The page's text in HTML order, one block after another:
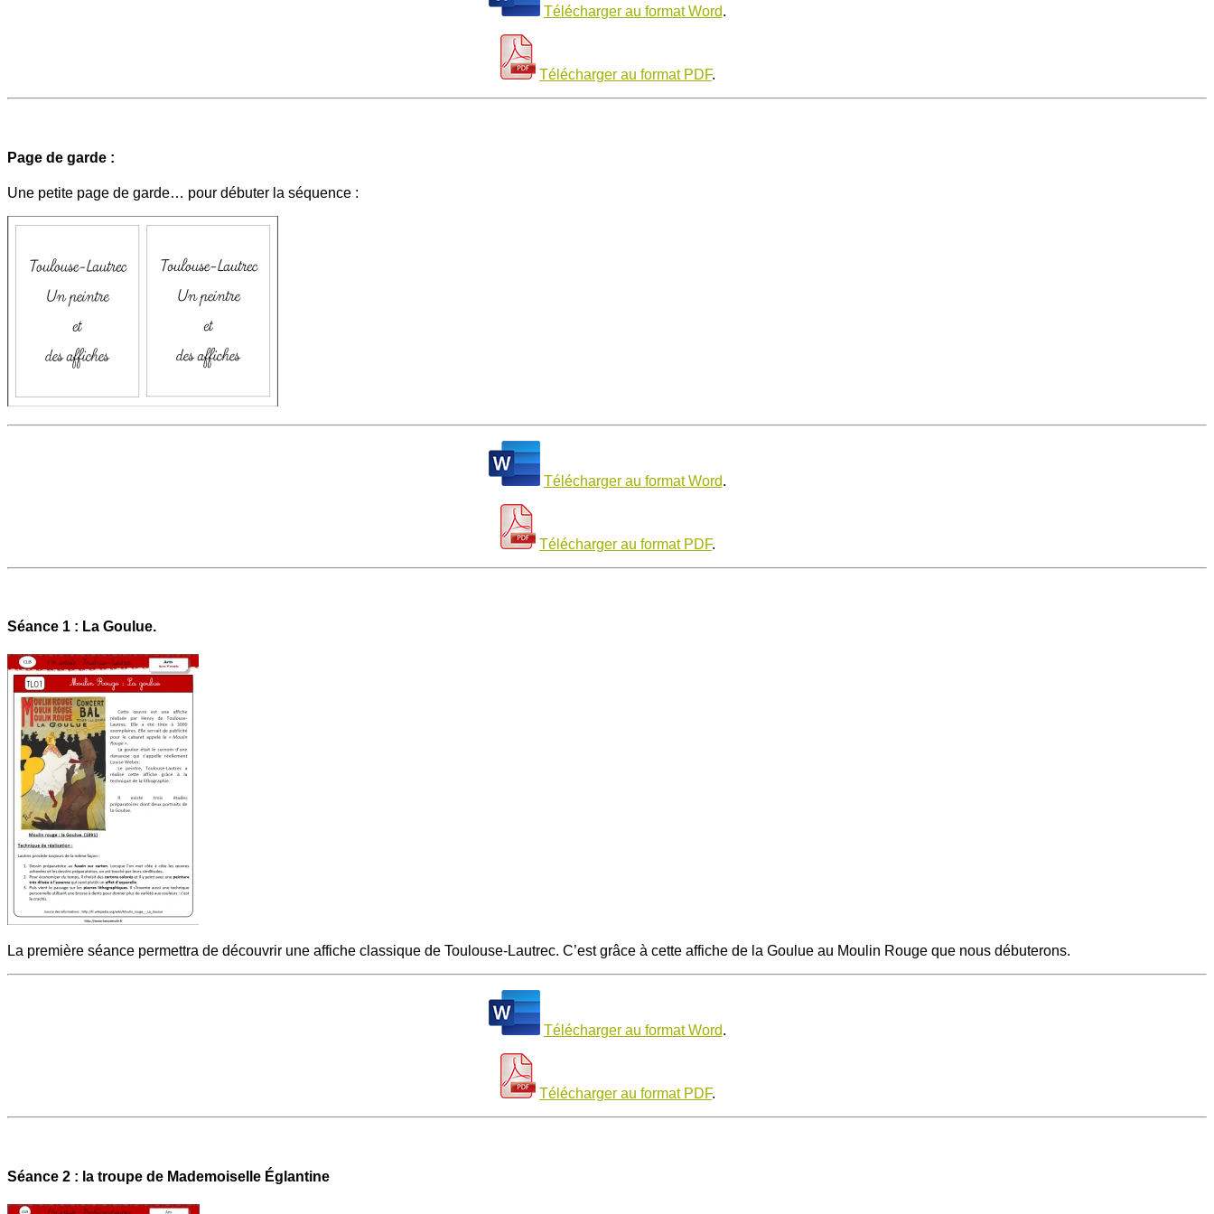
Télécharger au format Word.
Télécharger au format PDF.
Page de garde :
Une petite page de garde… pour débuter la séquence :
Télécharger au format Word.
Télécharger au format PDF.
Séance 1 : La Goulue.
La première séance permettra de découvrir une affiche classique de Toulouse-Lautrec. C’est grâce à cette affiche de la Goulue au Moulin Rouge que nous débuterons.
Télécharger au format Word.
Télécharger au format PDF.
Séance 2 : la troupe de Mademoiselle Églantine